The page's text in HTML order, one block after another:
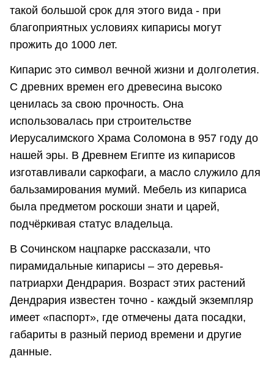
такой большой срок для этого вида - при
благоприятных условиях кипарисы могут
прожить до 1000 лет.
Кипарис это символ вечной жизни и долголетия.
С древних времен его древесина высоко
ценилась за свою прочность. Она
использовалась при строительстве
Иерусалимского Храма Соломона в 957 году до
нашей эры. В Древнем Египте из кипарисов
изготавливали саркофаги, а масло служило для
бальзамирования мумий. Мебель из кипариса
была предметом роскоши знати и царей,
подчёркивая статус владельца.
В Сочинском нацпарке рассказали, что
пирамидальные кипарисы – это деревья-
патриархи Дендрария. Возраст этих растений
Дендрария известен точно - каждый экземпляр
имеет «паспорт», где отмечены дата посадки,
габариты в разный период времени и другие
данные.